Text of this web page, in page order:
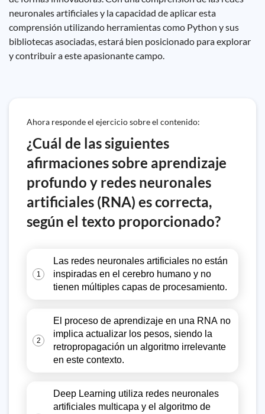
neuronales artificiales y la capacidad de aplicar esta
comprensión utilizando herramientas como Python y sus
bibliotecas asociadas, estará bien posicionado para explorar
y contribuir a este apasionante campo.
Ahora responde el ejercicio sobre el contenido:
¿Cuál de las siguientes
afirmaciones sobre aprendizaje
profundo y redes neuronales
artificiales (RNA) es correcta,
según el texto proporcionado?
1
Las redes neuronales artificiales no están
inspiradas en el cerebro humano y no
tienen múltiples capas de procesamiento.
2
El proceso de aprendizaje en una RNA no
implica actualizar los pesos, siendo la
retropropagación un algoritmo irrelevante
en este contexto.
Deep Learning utiliza redes neuronales
artificiales multicapa y el algoritmo de